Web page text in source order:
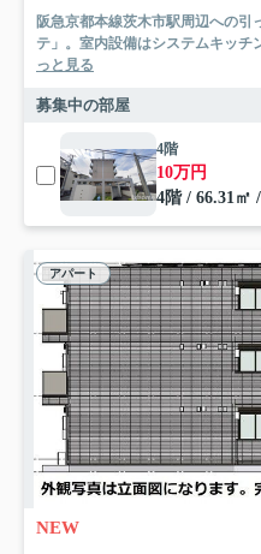
阪急京都本線茨木市駅周辺への
テ」。室内設備はシステムキッチ
っと見る
募集中の部屋
4階
10万円
4階 / 66.31㎡
アパート
NEW